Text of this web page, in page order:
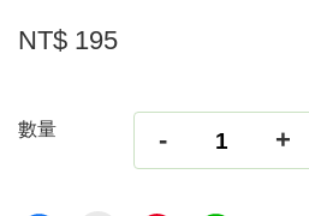
NT$ 195
數量 - +